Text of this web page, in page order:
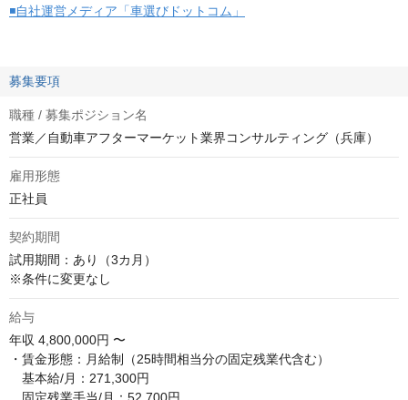
◾️自社運営メディア「車選びドットコム」
募集要項
職種 / 募集ポジション名
営業／自動車アフターマーケット業界コンサルティング（兵庫）
雇用形態
正社員
契約期間
試用期間：あり（3カ月）
※条件に変更なし
給与
年収 4,800,000円 〜
・賃金形態：月給制（25時間相当分の固定残業代含む）
基本給/月：271,300円